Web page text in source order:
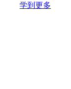
学到更多